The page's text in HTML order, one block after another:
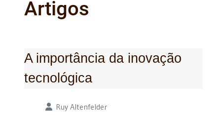
Artigos
A importância da inovação
tecnológica
Detalhes Ruy Altenfelder